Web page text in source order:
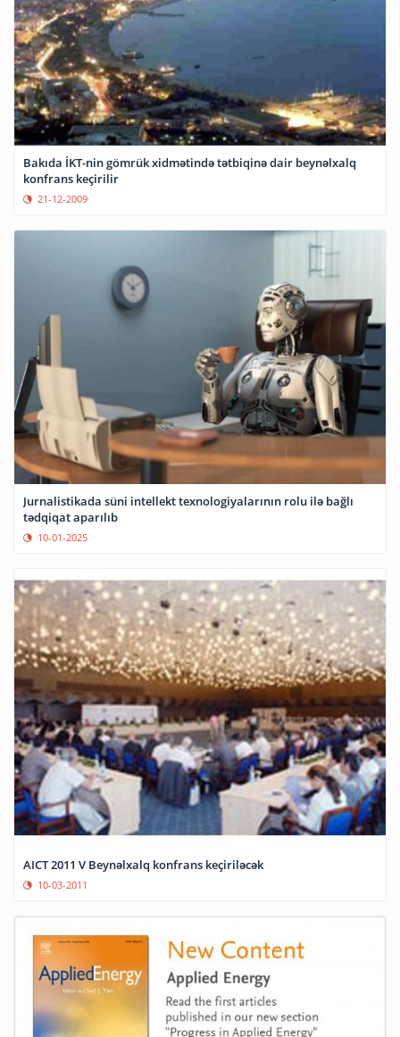
Bakıda İKT-nin gömrük xidmətində tətbiqinə dair beynəlxalq
konfrans keçirilir
21-12-2009
Jurnalistikada süni intellekt texnologiyalarının rolu ilə bağlı
tədqiqat aparılıb
10-01-2025
AICT 2011 V Beynəlxalq konfrans keçiriləcək
10-03-2011